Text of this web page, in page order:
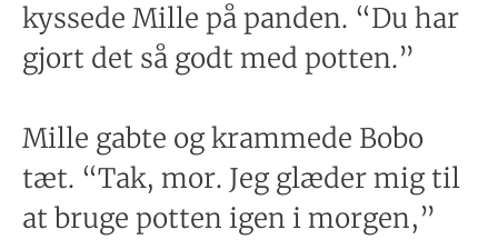
kyssede Mille på panden. “Du har
gjort det så godt med potten.”
Mille gabte og krammede Bobo
tæt. “Tak, mor. Jeg glæder mig til
at bruge potten igen i morgen,”